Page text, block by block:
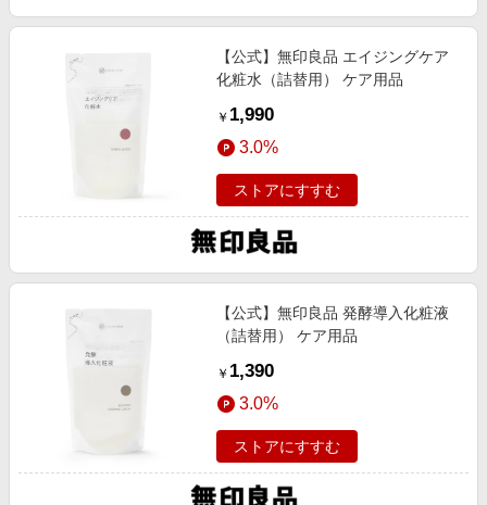
【公式】無印良品 エイジングケア
化粧水（詰替用） ケア用品
￥ 1,990
3.0%
ストアにすすむ
【公式】無印良品 発酵導入化粧液
（詰替用） ケア用品
￥ 1,390
3.0%
ストアにすすむ